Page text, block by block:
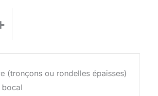
(tronçons ou rondelles épaisses)
bocal